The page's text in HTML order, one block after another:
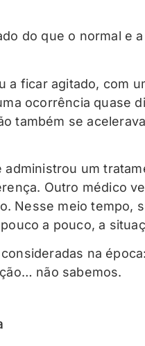
do que o normal e
a ficar agitado, com
ocorrência quase
também se
administrou um
Outro médico
Nesse meio tempo,
a pouco, a
na
não sabemos.